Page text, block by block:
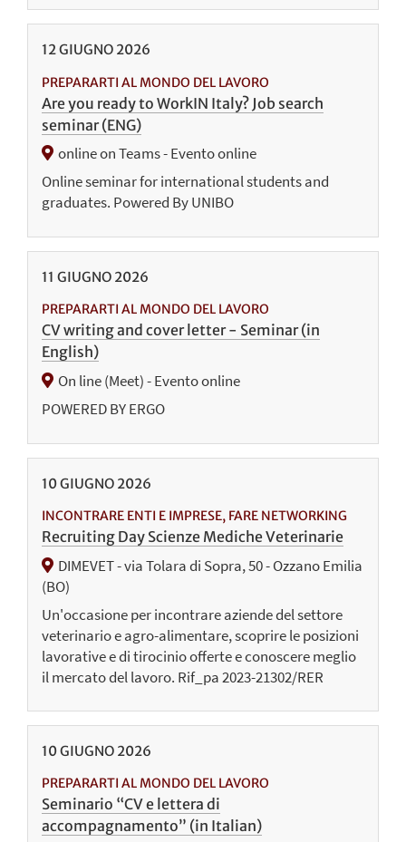
12GIUGNO 2026
PREPARARTI AL MONDO DEL LAVORO
Are you ready to WorkIN Italy? Job search
seminar (ENG)
online on Teams - Evento online
Online seminar for international students and
graduates. Powered By UNIBO
11 GIUGNO 2026
PREPARARTI AL MONDO DEL LAVORO
CV writing and cover letter - Seminar (in
English)
On line (Meet) - Evento online
POWERED BY ERGO
10GIUGNO 2026
INCONTRARE ENTI E IMPRESE, FARE NETWORKING
Recruiting Day Scienze Mediche Veterinarie
DIMEVET - via Tolara di Sopra, 50 - Ozzano Emilia
(BO)
Un'occasione per incontrare aziende del settore
veterinario e agro-alimentare, scoprire le posizioni
lavorative e di tirocinio offerte e conoscere meglio
il mercato del lavoro. Rif_pa 2023-21302/RER
10GIUGNO 2026
PREPARARTI AL MONDO DEL LAVORO
Seminario “CV e lettera di
accompagnamento” (in Italian)